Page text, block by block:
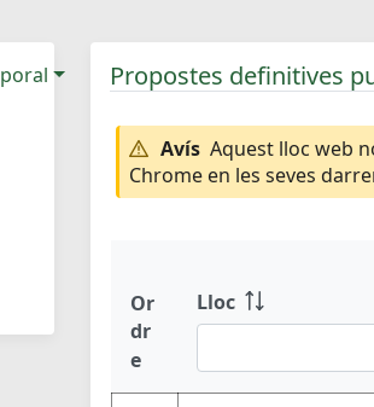
Propostes definitives
Avís Aquest lloc web
Chrome en les seves
Or
dr
e
Lloc